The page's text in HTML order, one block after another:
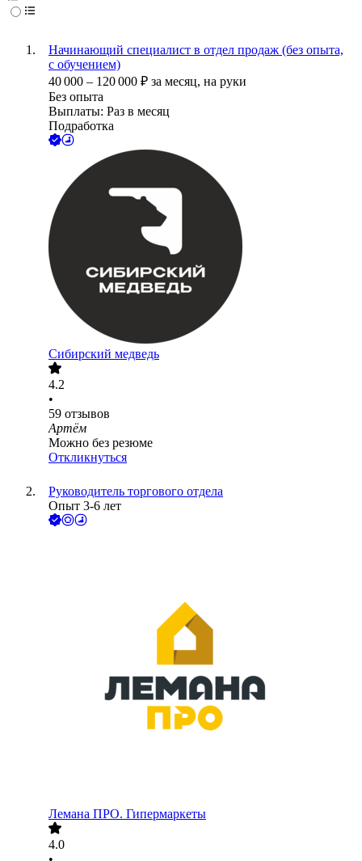
Начинающий специалист в отдел продаж (без опыта,
с обучением)
40 000 – 120 000 ₽ за месяц, на руки
Без опыта
Выплаты: Раз в месяц
Подработка
Сибирский медведь
4.2
•
59 отзывов
Артём
Можно без резюме
Откликнуться
Руководитель торгового отдела
Опыт 3-6 лет
Лемана ПРО. Гипермаркеты
4.0